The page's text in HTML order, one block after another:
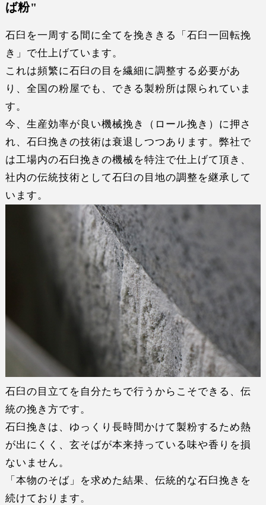
ば粉"
石臼を一周する間に全てを挽ききる「 石臼一回転挽
き 」で仕上げています。
これは頻繁に石臼の目を繊細に調整する 必要があ
り、全国の粉屋でも、できる製粉所は限られていま
す。
今、生産効率が良い機械挽き（ロール挽き）に押さ
れ、石臼挽きの技術は衰退しつつあります。弊社で
は工場内の石臼挽きの機械を特注で仕上げて頂き、
社内の伝統技術として石臼の目地の調整を継承して
います。
石臼の目立てを自分たちで行うからこそできる、伝
統の挽き方です。
石臼挽きは、ゆっくり長時間かけて製粉するため熱
が出にくく 、玄そばが本来持っている味や香り を損
ないません。
「本物のそば」を求めた結果、 伝統的な石臼挽き を
続けております。